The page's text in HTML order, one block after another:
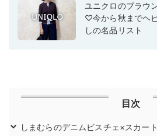
ユニクロのブラウ
♡今から秋までヘ
しの名品リスト
目次
しまむらのデニムビスチェ×スカー